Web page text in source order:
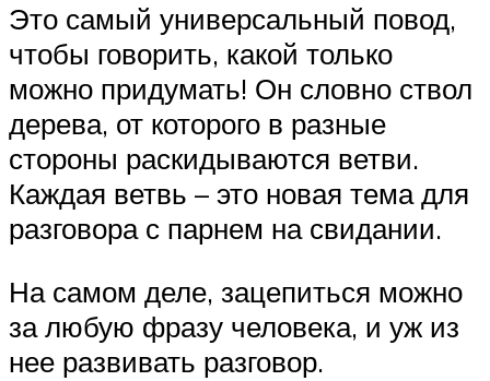
Это самый универсальный повод,
чтобы говорить, какой только
можно придумать! Он словно ствол
дерева, от которого в разные
стороны раскидываются ветви.
Каждая ветвь – это новая тема для
разговора с парнем на свидании.
На самом деле, зацепиться можно
за любую фразу человека, и уж из
нее развивать разговор.